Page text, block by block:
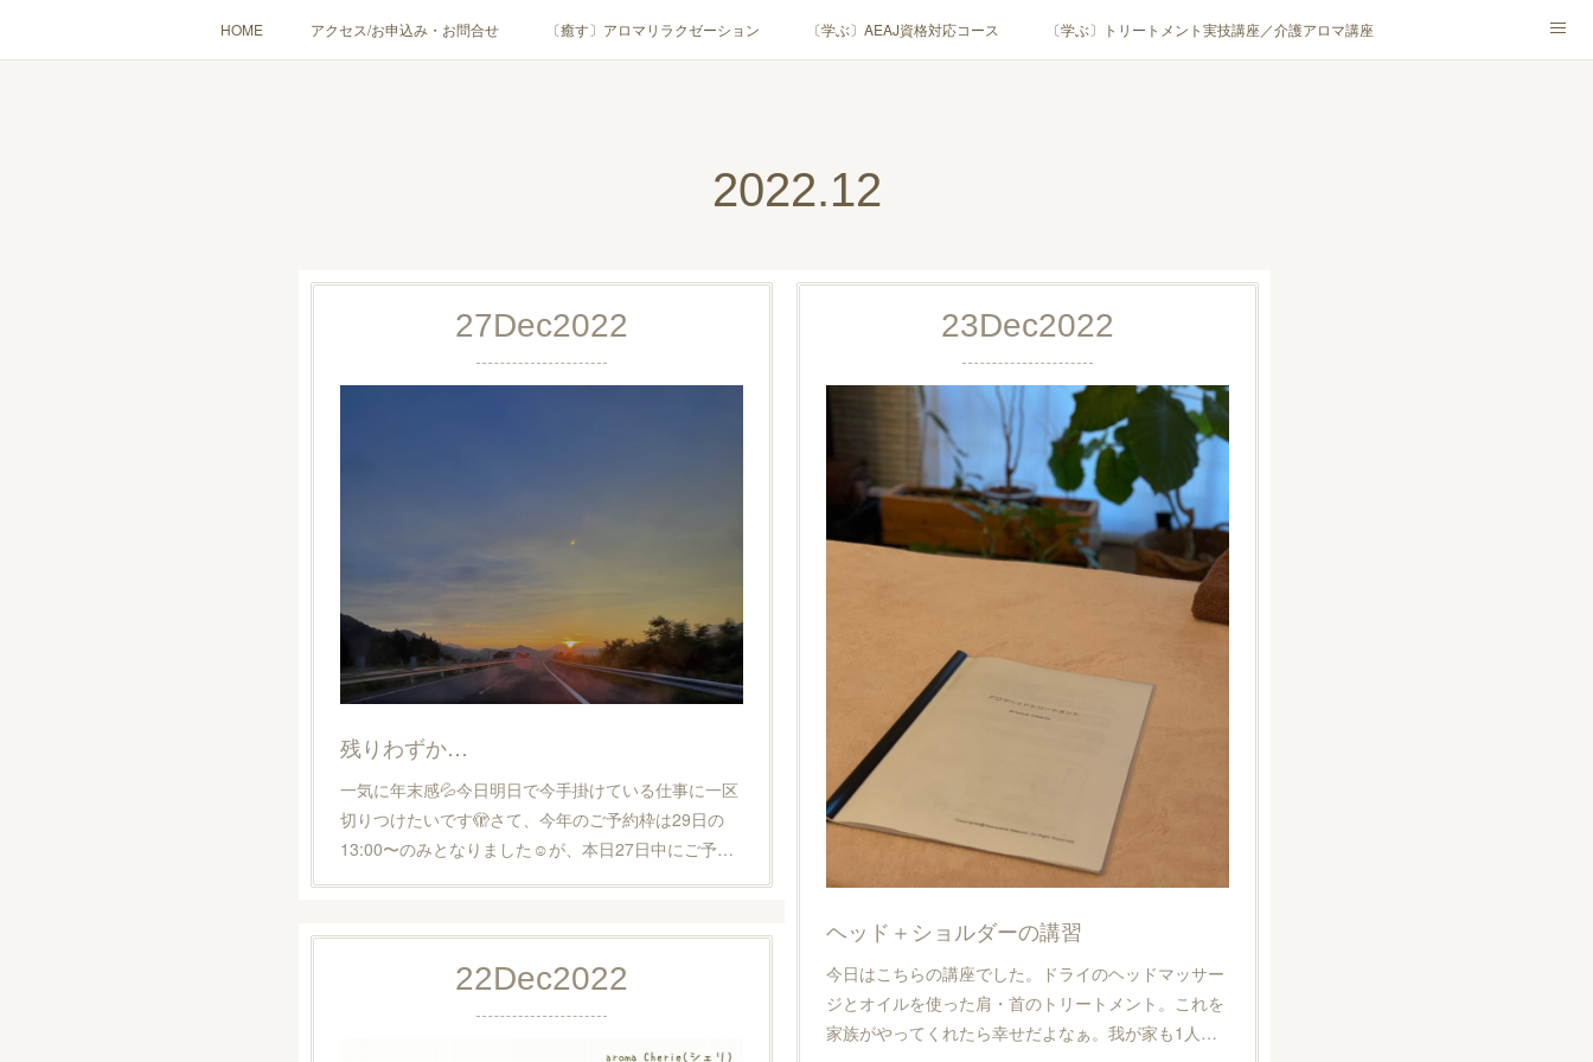
HOME アクセス/お申込み・お問合せ 〔癒す〕アロマリラクゼーション 〔学ぶ〕AEAJ資格対応コース 〔学ぶ〕トリートメント実技講座／介護アロマ講座
2022.12
27Dec2022
残りわずか…
一気に年末感💦今日明日で今手掛けている仕事に一区
切りつけたいです🫣さて、今年のご予約枠は29日の
13:00〜のみとなりました☺︎が、本日27日中にご予…
23Dec2022
ヘッド＋ショルダーの講習
️今日はこちらの講座でした。ドライのヘッドマッサー
ジとオイルを使った肩・首のトリートメント。これを
家族がやってくれたら幸せだよなぁ。我が家も1人…
22Dec2022